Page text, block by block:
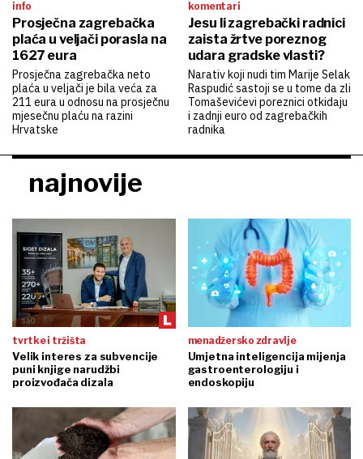
info
Prosječna zagrebačka
plaća u veljači porasla na
1627 eura
Prosječna zagrebačka neto
plaća u veljači je bila veća za
211 eura u odnosu na prosječnu
mjesečnu plaću na razini
Hrvatske
komentari
Jesu li zagrebački radnici
zaista žrtve poreznog
udara gradske vlasti?
Narativ koji nudi tim Marije Selak
Raspudić sastoji se u tome da zli
Tomaševićevi poreznici otkidaju
i zadnji euro od zagrebačkih
radnika
najnovije
tvrtke i tržišta
Velik interes za subvencije
puni knjige narudžbi
proizvođača dizala
menadžersko zdravlje
Umjetna inteligencija mijenja
gastroenterologiju i
endoskopiju